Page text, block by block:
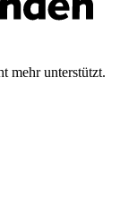
mehr unterstützt.